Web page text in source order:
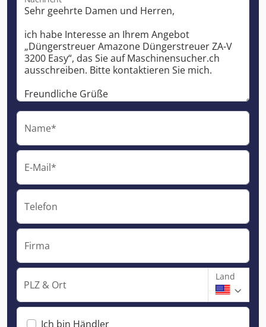
Name*
E-Mail*
Telefon
Firma
PLZ & Ort
Land
Ich bin Händler